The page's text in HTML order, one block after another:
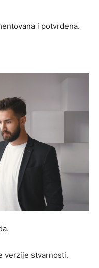
i potvrđena.
verzije stvarnosti.